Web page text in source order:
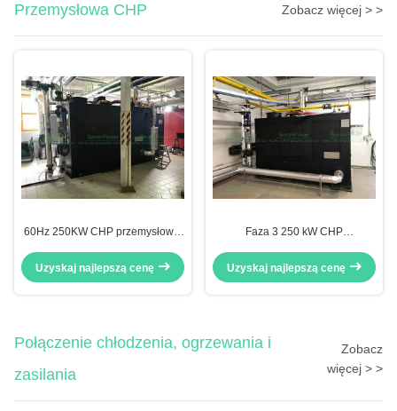
Przemysłowa CHP Zobacz więcej > >
60Hz 250KW CHP przemysłowa,
energia przemysłowa
Uzyskaj najlepszą cenę
Faza 3 250 kW CHP
przemysłowa z systemem
odzysku ciepła
Uzyskaj najlepszą cenę
Połączenie chłodzenia, ogrzewania i
zasilania
Zobacz
więcej > >